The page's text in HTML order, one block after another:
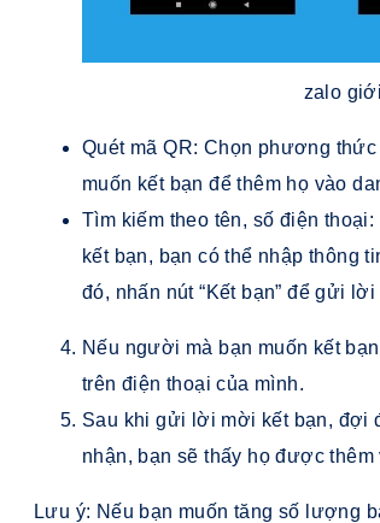
zalo
Quét mã QR: Chọn phương
muốn kết bạn để thêm họ vào
Tìm kiếm theo tên, số điện
kết bạn, bạn có thể nhập thông
đó, nhấn nút “Kết bạn” để gửi
Nếu người mà bạn muốn kết
trên điện thoại của mình.
Sau khi gửi lời mời kết bạn, đợi
nhận, bạn sẽ thấy họ được
Lưu ý: Nếu bạn muốn tăng số lượng